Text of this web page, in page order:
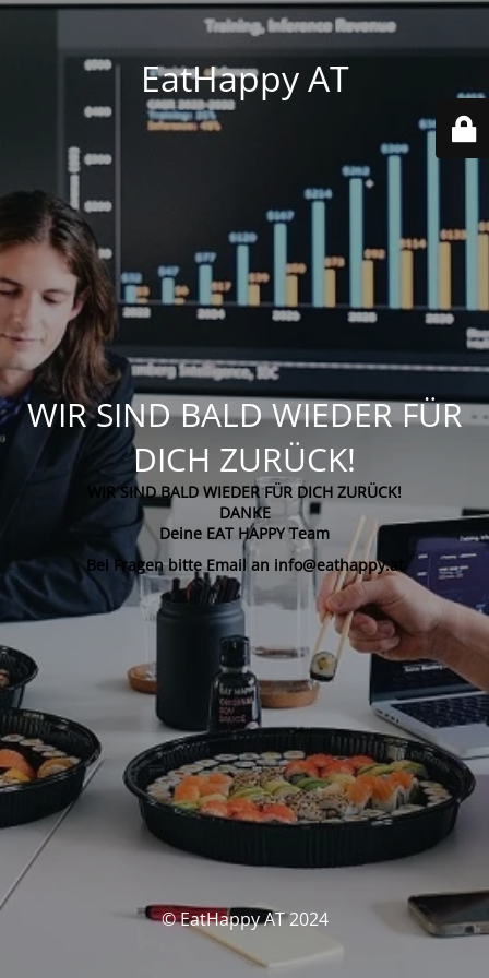
EatHappy AT
WIR SIND BALD WIEDER FÜR
DICH ZURÜCK!
WIR SIND BALD WIEDER FÜR DICH ZURÜCK!
DANKE
Deine EAT HAPPY Team
Bei Fragen bitte Email an info@eathappy.at
© EatHappy AT 2024